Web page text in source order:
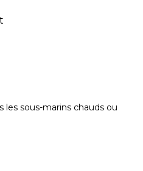
les sous-marins chauds ou